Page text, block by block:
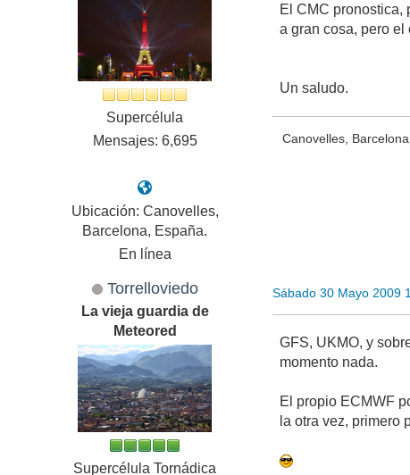
Supercélula
Mensajes: 6,695
Ubicación: Canovelles,
Barcelona, España.
En línea
El CMC pronostica,
a gran cosa, pero
Un saludo.
Canovelles,
Torrelloviedo
La vieja guardia de
Meteored
Supercélula Tornádica
Sábado 30 Mayo 2009
GFS, UKMO, y
momento nada.
El propio ECMWF
la otra vez, primero